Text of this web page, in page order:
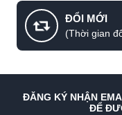
ĐỔI MỚI
(Thời gian
ĐĂNG KÝ NHẬN
ĐỂ